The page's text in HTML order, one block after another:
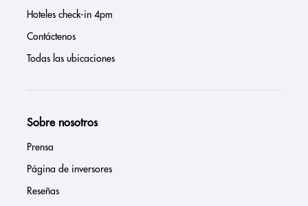
Hoteles check-in 4pm
Contáctenos
Todas las ubicaciones
Sobre nosotros
Prensa
Página de inversores
Reseñas